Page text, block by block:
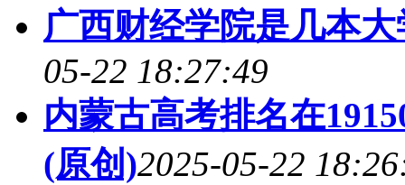
广西财经学院是几本
05-22 18:27:49
内蒙古高考排名在
(原创)2025-05-22